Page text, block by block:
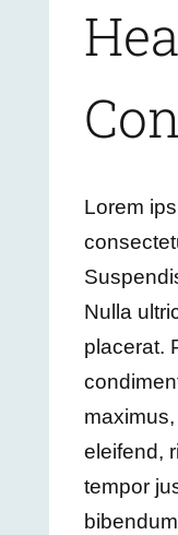
Lorem
Nulla
placerat.
eleifend,
tempor